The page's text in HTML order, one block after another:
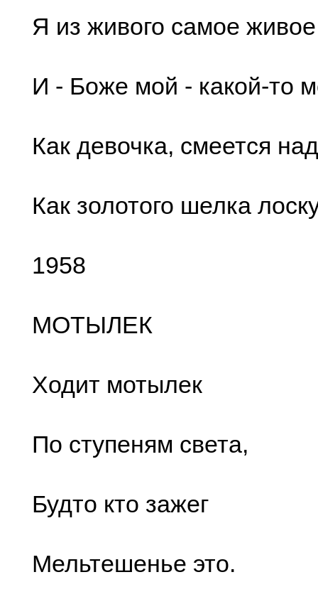
Я из живого самое
И - Боже мой - какой-то
Как девочка, смеется
Как золотого шелка
1958
МОТЫЛЕК
Ходит мотылек
По ступеням света,
Будто кто зажег
Мельтешенье это.